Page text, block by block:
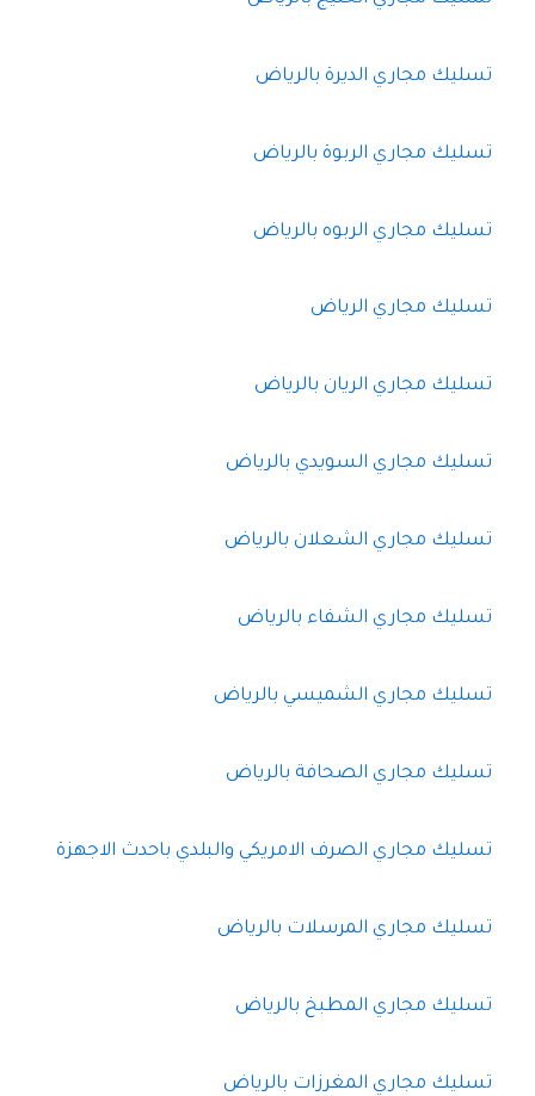
تسليك مجاري الديرة بالرياض
تسليك مجاري الربوة بالرياض
تسليك مجاري الربوه بالرياض
تسليك مجاري الرياض
تسليك مجاري الريان بالرياض
تسليك مجاري السويدي بالرياض
تسليك مجاري الشعلان بالرياض
تسليك مجاري الشفاء بالرياض
تسليك مجاري الشميسي بالرياض
تسليك مجاري الصحافة بالرياض
تسليك مجاري الصرف الامريكي والبلدي باحدث الاجهزة
تسليك مجاري المرسلات بالرياض
تسليك مجاري المطبخ بالرياض
تسليك مجاري المغرزات بالرياض